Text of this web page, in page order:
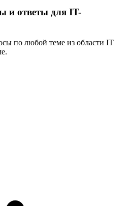
и ответы для IT-
по любой теме из области IT